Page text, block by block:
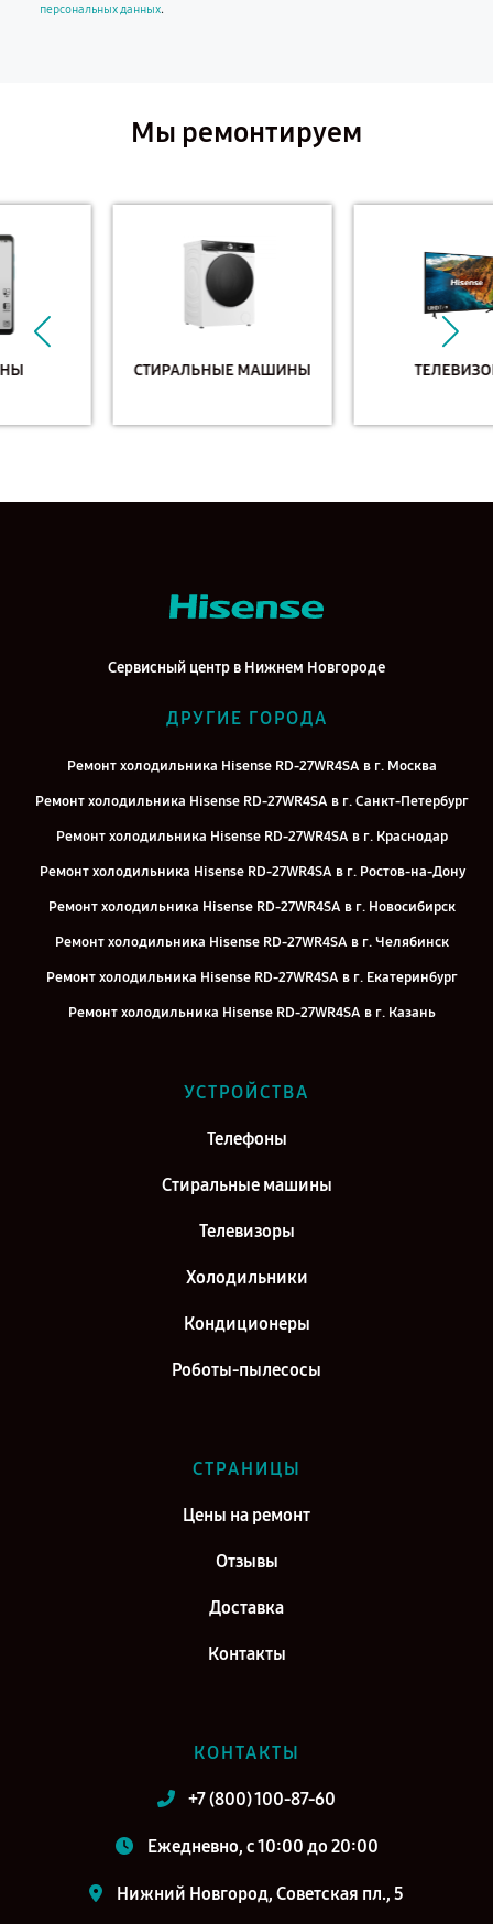
персональных данных.
Мы ремонтируем
СТИРАЛЬНЫЕ МАШИНЫ ТЕЛЕВИЗОРЫ
Сервисный центр в Нижнем Новгороде
ДРУГИЕ ГОРОДА
Ремонт холодильника Hisense RD-27WR4SA в г. Москва
Ремонт холодильника Hisense RD-27WR4SA в г. Санкт-Петербург
Ремонт холодильника Hisense RD-27WR4SA в г. Краснодар
Ремонт холодильника Hisense RD-27WR4SA в г. Ростов-на-Дону
Ремонт холодильника Hisense RD-27WR4SA в г. Новосибирск
Ремонт холодильника Hisense RD-27WR4SA в г. Челябинск
Ремонт холодильника Hisense RD-27WR4SA в г. Екатеринбург
Ремонт холодильника Hisense RD-27WR4SA в г. Казань
Ремонт холодильника Hisense RD-27WR4SA в г. Саратов
Ремонт холодильника Hisense RD-27WR4SA в г. Киров
УСТРОЙСТВА
Телефоны
Стиральные машины
Телевизоры
Холодильники
Кондиционеры
Роботы-пылесосы
СТРАНИЦЫ
Цены на ремонт
Отзывы
Доставка
Контакты
КОНТАКТЫ
+7 (800) 100-87-60
Ежедневно, с 10:00 до 20:00
Нижний Новгород, Советская пл., 5